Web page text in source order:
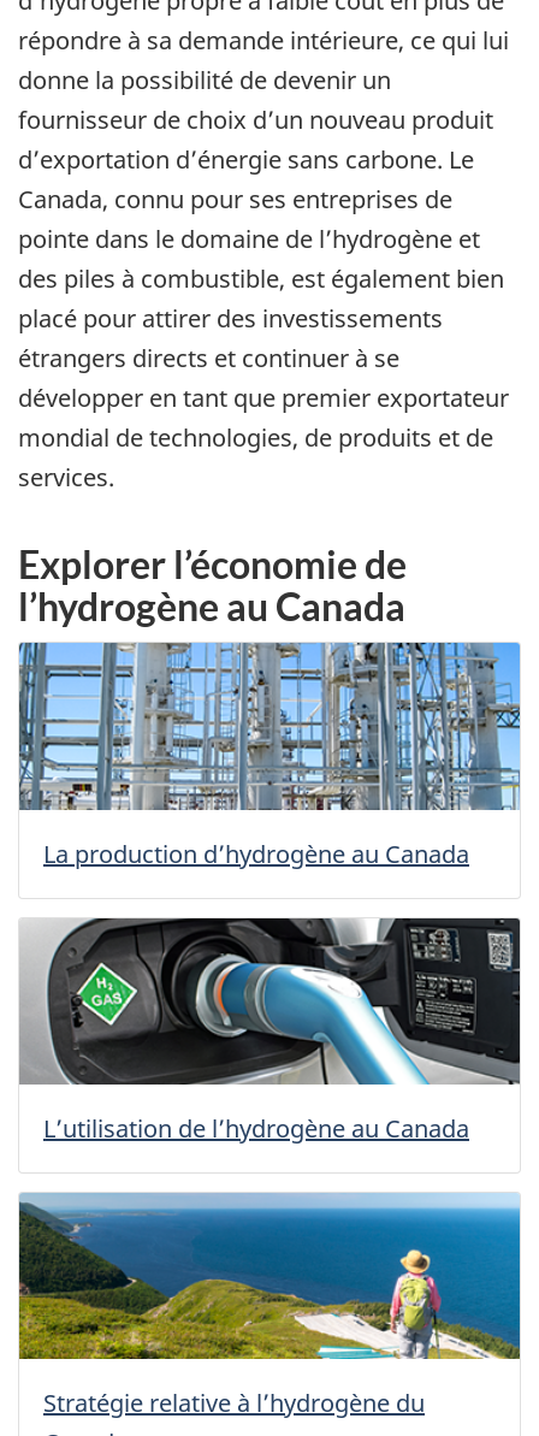
répondre à sa demande intérieure, ce qui lui
donne la possibilité de devenir un
fournisseur de choix d’un nouveau produit
d’exportation d’énergie sans carbone. Le
Canada, connu pour ses entreprises de
pointe dans le domaine de l’hydrogène et
des piles à combustible, est également bien
placé pour attirer des investissements
étrangers directs et continuer à se
développer en tant que premier exportateur
mondial de technologies, de produits et de
services.
Explorer l’économie de
l’hydrogène au Canada
La production d’hydrogène au Canada
L’utilisation de l’hydrogène au Canada
Stratégie relative à l’hydrogène du